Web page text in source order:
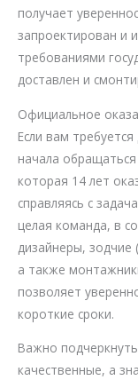
получает
запроектирован и
требованиями
доставлен и
Официальное
Если вам
начала
которая 14 лет
справляясь с
целая команда, в
дизайнеры, зодчие
а также
позволяет
короткие сроки.
Важно
качественные, а